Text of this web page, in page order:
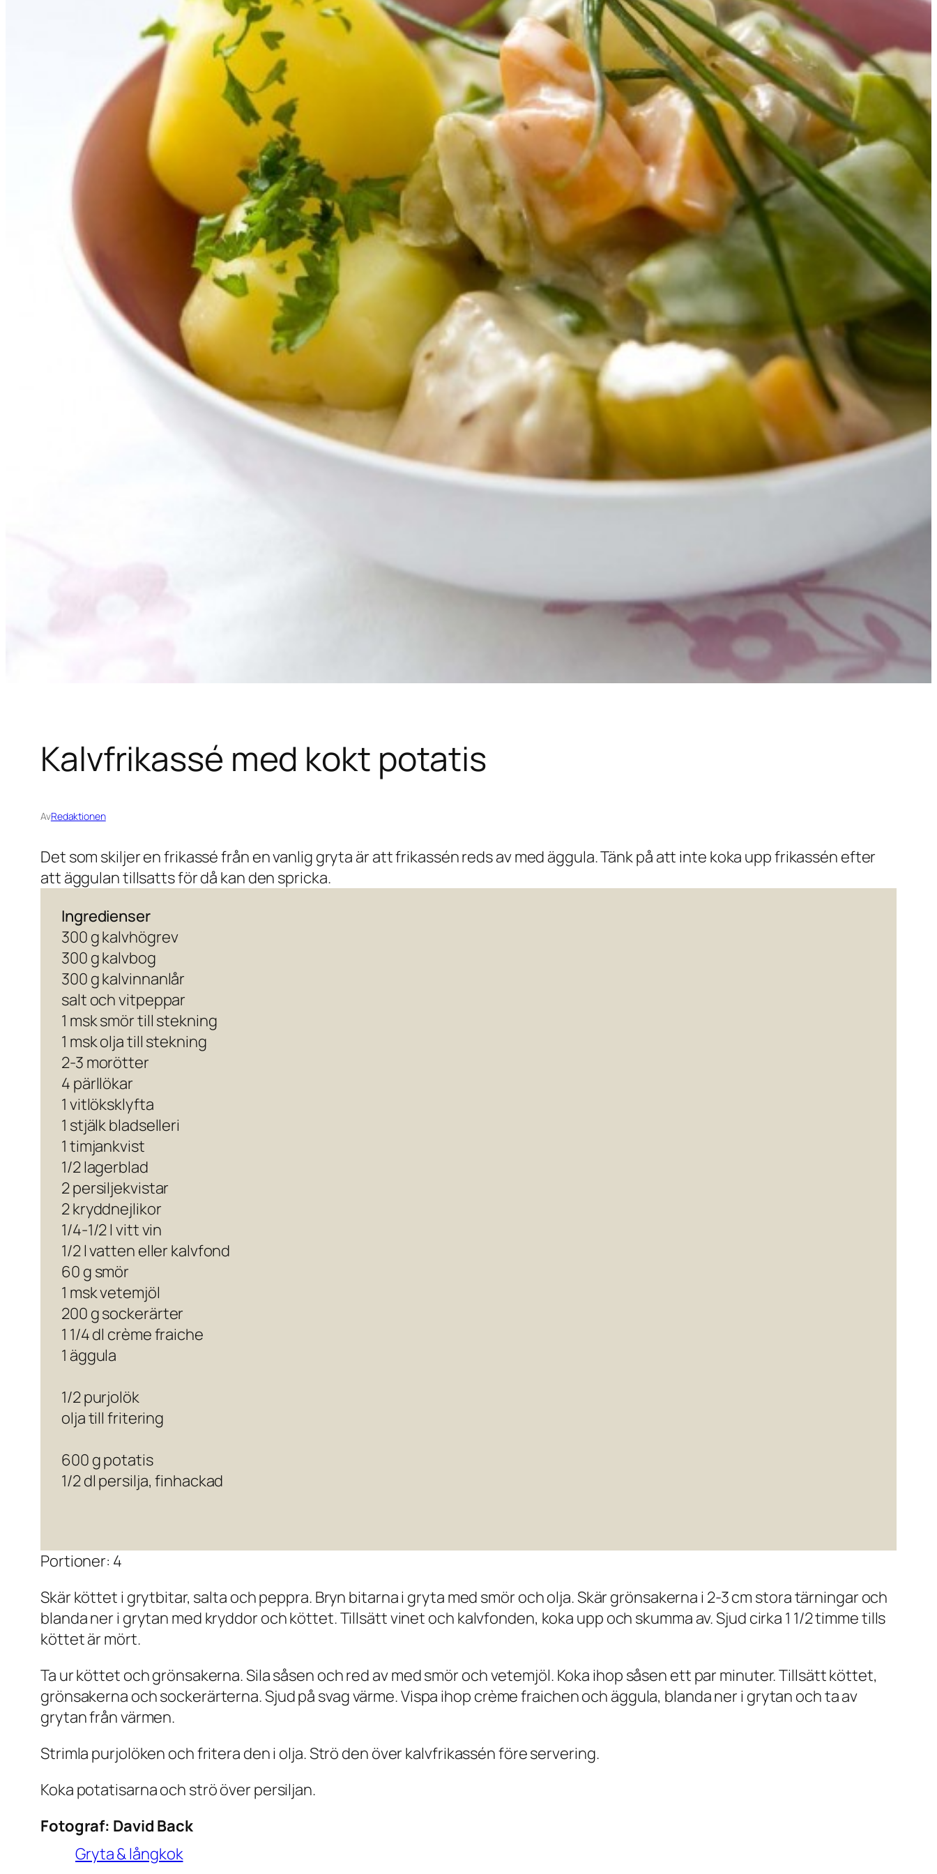
Kalvfrikassé med kokt potatis
AvRedaktionen
Det som skiljer en frikassé från en vanlig gryta är att frikassén reds av med äggula. Tänk på att inte koka upp frikassén efter
att äggulan tillsatts för då kan den spricka.
Ingredienser
300 g kalvhögrev
300 g kalvbog
300 g kalvinnanlår
salt och vitpeppar
1 msk smör till stekning
1 msk olja till stekning
2-3 morötter
4 pärllökar
1 vitlöksklyfta
1 stjälk bladselleri
1 timjankvist
1/2 lagerblad
2 persiljekvistar
2 kryddnejlikor
1/4-1/2 l vitt vin
1/2 l vatten eller kalvfond
60 g smör
1 msk vetemjöl
200 g sockerärter
1 1/4 dl crème fraiche
1 äggula
1/2 purjolök
olja till fritering
600 g potatis
1/2 dl persilja, finhackad
Portioner: 4
Skär köttet i grytbitar, salta och peppra. Bryn bitarna i gryta med smör och olja. Skär grönsakerna i 2-3 cm stora tärningar och
blanda ner i grytan med kryddor och köttet. Tillsätt vinet och kalvfonden, koka upp och skumma av. Sjud cirka 1 1/2 timme tills
köttet är mört.
Ta ur köttet och grönsakerna. Sila såsen och red av med smör och vetemjöl. Koka ihop såsen ett par minuter. Tillsätt köttet,
grönsakerna och sockerärterna. Sjud på svag värme. Vispa ihop crème fraichen och äggula, blanda ner i grytan och ta av
grytan från värmen.
Strimla purjolöken och fritera den i olja. Strö den över kalvfrikassén före servering.
Koka potatisarna och strö över persiljan.
Fotograf: David Back
Gryta & långkok